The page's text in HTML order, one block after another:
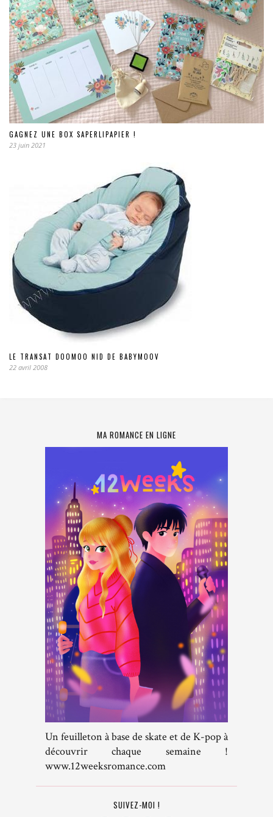
GAGNEZ UNE BOX SAPERLIPAPIER !
23 juin 2021
LE TRANSAT DOOMOO NID DE BABYMOOV
22 avril 2008
MA ROMANCE EN LIGNE
Un feuilleton à base de skate et de K-pop à
découvrir chaque semaine !
www.12weeksromance.com
SUIVEZ-MOI !